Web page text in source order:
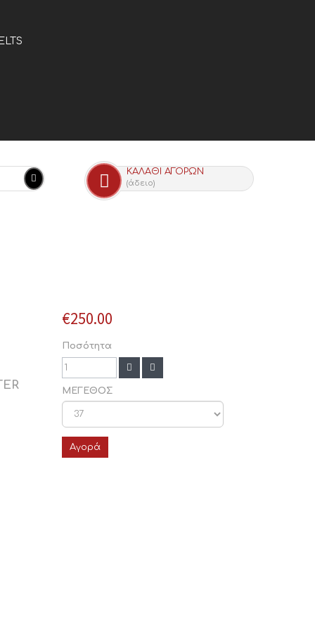
ΚΑΛΆΘΙ ΑΓΟΡΏΝ
(άδειο)
€250.00
Ποσότητα
ΜΕΓΕΘΟΣ
Αγορά